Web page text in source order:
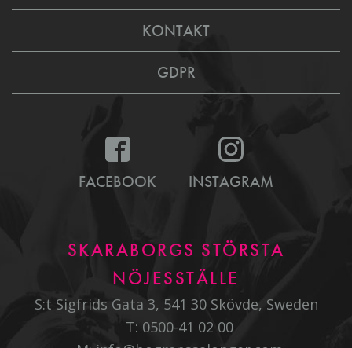
KONTAKT
GDPR
FACEBOOK INSTAGRAM
SKARABORGS STÖRSTA
NÖJESSTÄLLE
S:t Sigfrids Gata 3, 541 30 Skövde, Sweden
T: 0500-41 02 00